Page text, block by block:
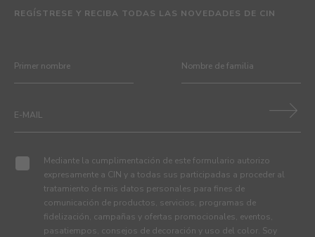
REGÍSTRESE Y RECIBA TODAS LAS NOVEDADES DE CIN
Mediante la cumplimentación de este formulario autorizo
expresamente a CIN y a todas sus participadas a proceder al
tratamiento de mis datos personales para fines de
comunicación de productos, servicios, programas de
fidelización, campañas y ofertas promocionales, eventos,
pasatiempos, consejos de decoración y uso del color. Soy